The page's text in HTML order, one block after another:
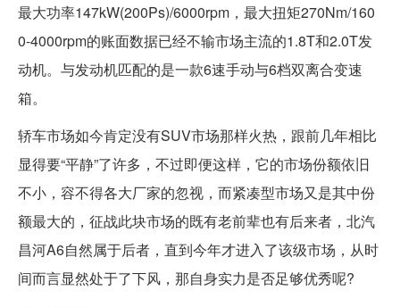
最大功率147kW(200Ps)/6000rpm，最大扭矩270Nm/160
0-4000rpm的账面数据已经不输市场主流的1.8T和2.0T发
动机。与发动机匹配的是一款6速手动与6档双离合变速
箱。
轿车市场如今肯定没有SUV市场那样火热，跟前几年相比
显得要“平静”了许多，不过即便这样，它的市场份额依旧
不小，容不得各大厂家的忽视，而紧凑型市场又是其中份
额最大的，征战此块市场的既有老前辈也有后来者，北汽
昌河A6自然属于后者，直到今年才进入了该级市场，从时
间而言显然处于了下风，那自身实力是否足够优秀呢?